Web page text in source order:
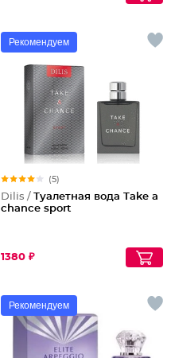
Рекомендуем
(5)
Dilis / Туалетная вода Take a
chance sport
1380 ₽
Рекомендуем